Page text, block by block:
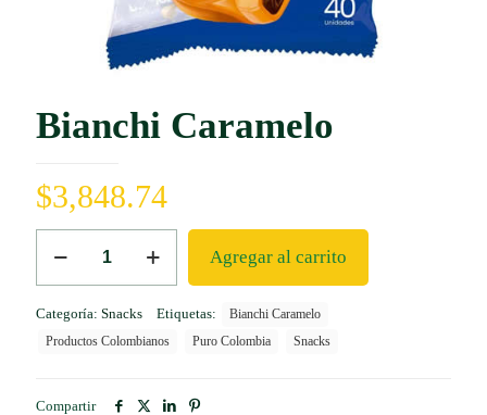
Bianchi Caramelo
$3,848.74
Caramelo
Agregar al carrito
Categoría: Snacks Etiquetas:
Bianchi Caramelo
Productos Colombianos
Puro Colombia Snacks
Compartir